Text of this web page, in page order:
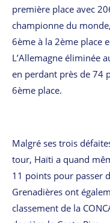
première place avec
championne du
6ème à la 2ème place
L’Allemagne éliminée
en perdant près de 74
6ème place.
Malgré ses trois
tour, Haïti a quand
11 points pour passer
Grenadières ont
classement de la